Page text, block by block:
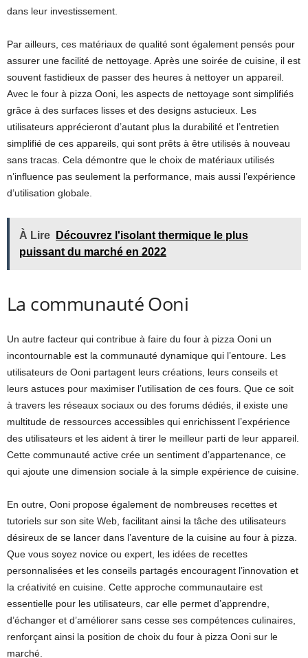
dans leur investissement.
Par ailleurs, ces matériaux de qualité sont également pensés pour
assurer une facilité de nettoyage. Après une soirée de cuisine, il est
souvent fastidieux de passer des heures à nettoyer un appareil.
Avec le four à pizza Ooni, les aspects de nettoyage sont simplifiés
grâce à des surfaces lisses et des designs astucieux. Les
utilisateurs apprécieront d’autant plus la durabilité et l’entretien
simplifié de ces appareils, qui sont prêts à être utilisés à nouveau
sans tracas. Cela démontre que le choix de matériaux utilisés
n’influence pas seulement la performance, mais aussi l’expérience
d’utilisation globale.
À Lire
Découvrez l'isolant thermique le plus
puissant du marché en 2022
La communauté Ooni
Un autre facteur qui contribue à faire du four à pizza Ooni un
incontournable est la communauté dynamique qui l’entoure. Les
utilisateurs de Ooni partagent leurs créations, leurs conseils et
leurs astuces pour maximiser l’utilisation de ces fours. Que ce soit
à travers les réseaux sociaux ou des forums dédiés, il existe une
multitude de ressources accessibles qui enrichissent l’expérience
des utilisateurs et les aident à tirer le meilleur parti de leur appareil.
Cette communauté active crée un sentiment d’appartenance, ce
qui ajoute une dimension sociale à la simple expérience de cuisine.
En outre, Ooni propose également de nombreuses recettes et
tutoriels sur son site Web, facilitant ainsi la tâche des utilisateurs
désireux de se lancer dans l’aventure de la cuisine au four à pizza.
Que vous soyez novice ou expert, les idées de recettes
personnalisées et les conseils partagés encouragent l’innovation et
la créativité en cuisine. Cette approche communautaire est
essentielle pour les utilisateurs, car elle permet d’apprendre,
d’échanger et d’améliorer sans cesse ses compétences culinaires,
renforçant ainsi la position de choix du four à pizza Ooni sur le
marché.